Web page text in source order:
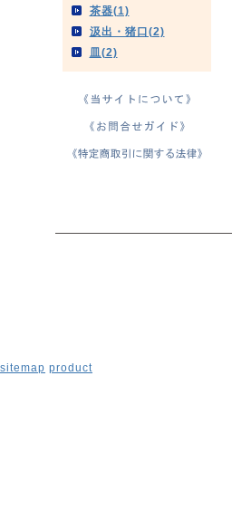
茶器(1)
汲出・猪口(2)
皿(2)
sitemap product